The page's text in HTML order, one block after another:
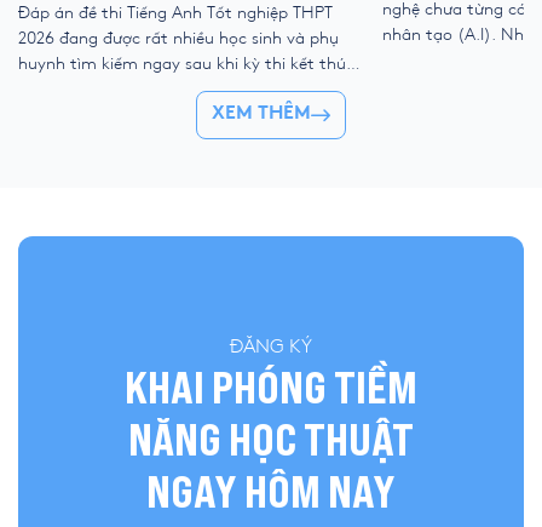
Đáp án đề thi Tiếng Anh Tốt nghiệp THPT
2026 đang được rất nhiều học sinh và phụ
huynh tìm kiếm ngay sau khi kỳ thi kết thúc.
Để giúp thí sinh nhanh chóng đối chiếu kết
quả và đánh giá bài làm của mình, YOLA cập
nhật đề thi chính thức, đáp án tham […]
nghệ chưa từng có
nhân tạo (A.I).
XEM THÊM
ĐĂNG KÝ
KHAI PHÓNG TIỀM
NĂNG HỌC THUẬT
NGAY HÔM NAY